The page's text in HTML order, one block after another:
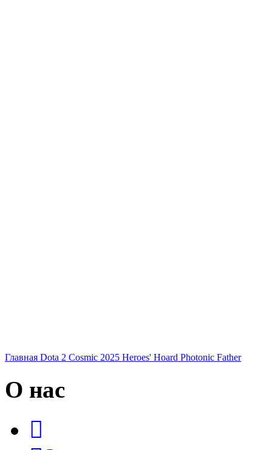
Главная Dota 2 Cosmic 2025 Heroes' Hoard Photonic Father
О нас